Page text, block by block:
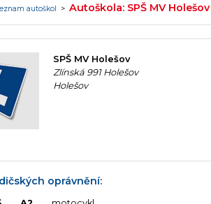
autoškol >Autoškola: SPŠ MV Holešov
SPŠ MV Holešov
Zlínská 991 Holešov
Holešov
oprávnění: